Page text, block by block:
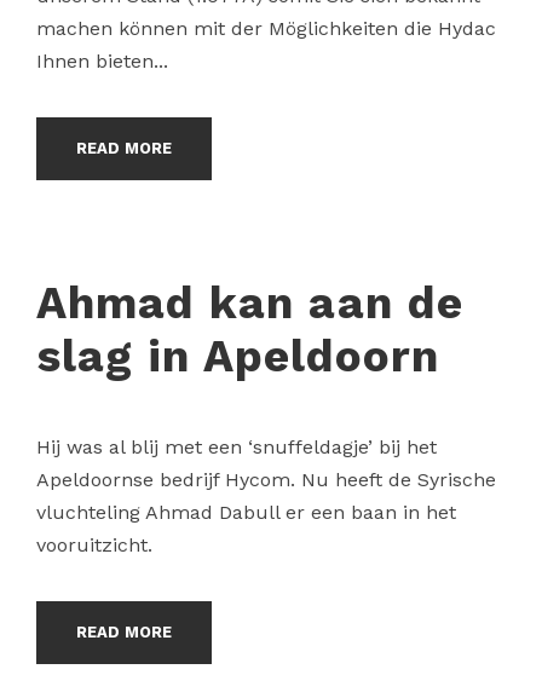
machen können mit der Möglichkeiten die Hydac
Ihnen bieten...
READ MORE
Ahmad kan aan de
slag in Apeldoorn
Hij was al blij met een ‘snuffeldagje’ bij het
Apeldoornse bedrijf Hycom. Nu heeft de Syrische
vluchteling Ahmad Dabull er een baan in het
vooruitzicht.
READ MORE